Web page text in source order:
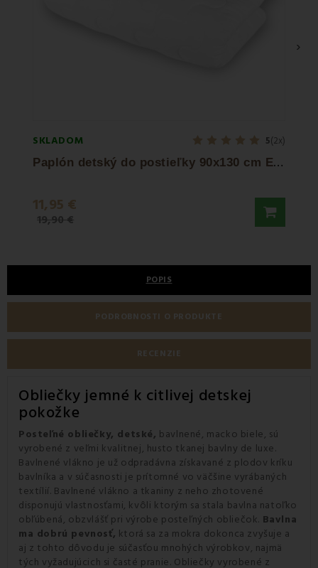
SKLADOM 5(2x)
P
aplón detský do postieľky 90x130 cm EMI
11,95 €
19,90 €
›
POPIS
PODROBNOSTI O PRODUKTE
RECENZIE
Obliečky jemné k citlivej detskej
pokožke
Posteľné obliečky, detské, bavlnené, macko biele, sú
vyrobené z veľmi kvalitnej, husto tkanej bavlny de luxe.
Bavlnené vlákno je už odpradávna získavané z plodov kríku
bavlníka a v súčasnosti je prítomné vo väčšine vyrábaných
textílií. Bavlnené vlákno a tkaniny z neho zhotovené
disponujú vlastnosťami, kvôli ktorým sa stala bavlna natoľko
obľúbená, obzvlášť pri výrobe posteľných obliečok. Bavlna
ma dobrú pevnosť, ktorá sa za mokra dokonca zvyšuje a
aj z tohto dôvodu je súčasťou mnohých výrobkov, najmä
tých vyžadujúcich si časté pranie. Obliečky vyrobené z